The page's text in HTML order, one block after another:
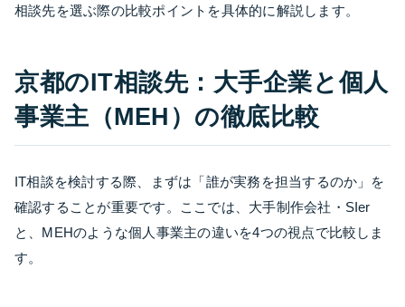
相談先を選ぶ際の比較ポイントを具体的に解説します。
京都のIT相談先：大手企業と個人
事業主（MEH）の徹底比較
IT相談を検討する際、まずは「誰が実務を担当するのか」を
確認することが重要です。ここでは、大手制作会社・SIer
と、MEHのような個人事業主の違いを4つの視点で比較しま
す。